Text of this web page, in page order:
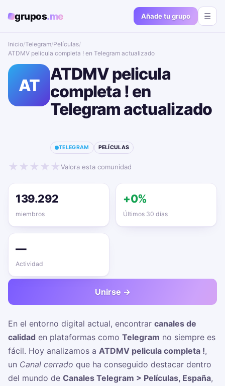
grupos.me Añade tu grupo ☰
Inicio/Telegram/Películas/
ATDMV pelicula completa ! en Telegram actualizado📱🔥
AT
ATDMV pelicula
completa ! en
Telegram actualizado
TELEGRAM PELÍCULAS
★ ★ ★ ★ ★Valora esta comunidad
139.292
miembros
+0%
Últimos 30 días
—
Actividad
Unirse →
En el entorno digital actual, encontrar canales de
calidad en plataformas como Telegram no siempre es
fácil. Hoy analizamos a ATDMV pelicula completa !,
un Canal cerrado que ha conseguido destacar dentro
del mundo de Canales Telegram > Películas, España,